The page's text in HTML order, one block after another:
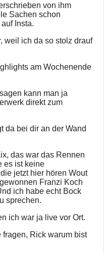
von ihm
Sachen schon
Insta.
weil ich da so stolz drauf
am Wochenende
kann man ja
direkt zum
da bei dir an der Wand
das war das Rennen
es ist keine
jetzt hier hören Wout
Franzi Koch
ich habe echt Bock
sprechen.
ich war ja live vor Ort.
Rick warum bist